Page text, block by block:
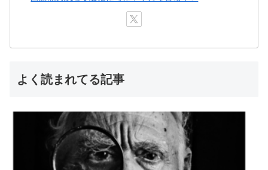
よく読まれてる記事